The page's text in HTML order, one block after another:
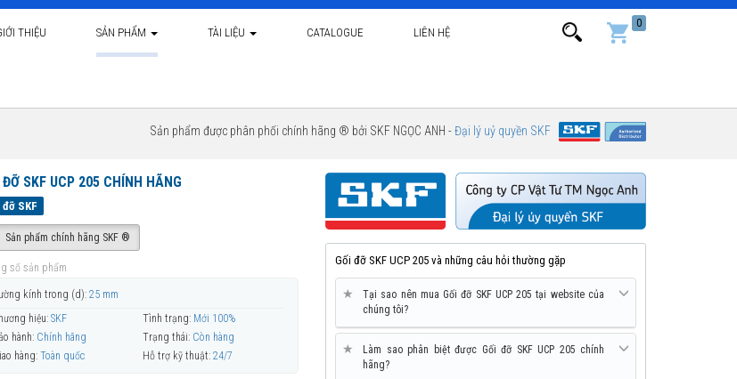
THIỆU SẢN PHẨM TÀI LIỆU CATALOGUE LIÊN HỆ
0
Sản phẩm được phân phối chính hãng ® bởi SKF NGỌC ANH -Đại lý uỷ quyền SKF
ĐỠ SKF UCP 205 CHÍNH HÃNG
đỡ SKF
Sản phẩm chính hãng SKF ®
số sản phẩm
kính trong (d): 25 mm
hiệu: SKF Tình trạng: Mới 100%
hành: Chính hãng Trạng thái: Còn hàng
hàng: Toàn quốc Hỗ trợ kỹ thuật: 24/7
Gối đỡ SKF UCP 205 và những câu hỏi thường gặp
★
Tại sao nên mua Gối đỡ SKF UCP 205 tại website của
chúng tôi?
★
Làm sao phân biệt được Gối đỡ SKF UCP 205 chính
hãng?